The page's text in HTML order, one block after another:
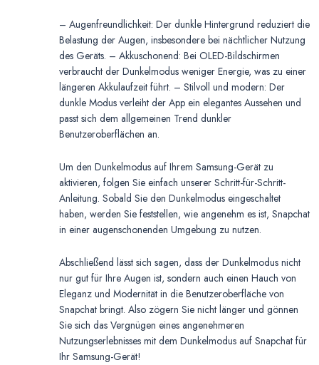
– Augenfreundlichkeit: Der dunkle Hintergrund reduziert die
Belastung der Augen, insbesondere bei nächtlicher Nutzung
des Geräts. – Akkuschonend: Bei OLED-Bildschirmen
verbraucht der Dunkelmodus weniger Energie, was zu einer
längeren Akkulaufzeit führt. – Stilvoll und modern: Der
dunkle Modus verleiht der App ein elegantes Aussehen und
passt sich dem allgemeinen Trend dunkler
Benutzeroberflächen an.
Um den Dunkelmodus auf Ihrem Samsung-Gerät zu
aktivieren, folgen Sie einfach unserer Schritt-für-Schritt-
Anleitung. Sobald Sie den Dunkelmodus eingeschaltet
haben, werden Sie feststellen, wie angenehm es ist, Snapchat
in einer augenschonenden Umgebung zu nutzen.
Abschließend lässt sich sagen, dass der Dunkelmodus nicht
nur gut für Ihre Augen ist, sondern auch einen Hauch von
Eleganz und Modernität in die Benutzeroberfläche von
Snapchat bringt. Also zögern Sie nicht länger und gönnen
Sie sich das Vergnügen eines angenehmeren
Nutzungserlebnisses mit dem Dunkelmodus auf Snapchat für
Ihr Samsung-Gerät!